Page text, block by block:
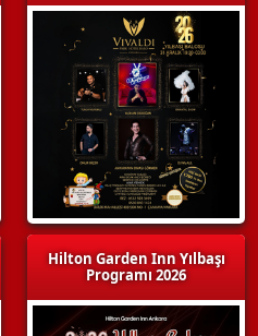
Hilton Garden Inn Yılbaşı
Programı 2026